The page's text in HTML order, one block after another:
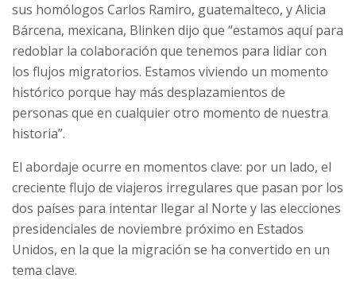
sus homólogos Carlos Ramiro, guatemalteco, y Alicia
Bárcena, mexicana, Blinken dijo que “estamos aquí para
redoblar la colaboración que tenemos para lidiar con
los flujos migratorios. Estamos viviendo un momento
histórico porque hay más desplazamientos de
personas que en cualquier otro momento de nuestra
historia”.
El abordaje ocurre en momentos clave: por un lado, el
creciente flujo de viajeros irregulares que pasan por los
dos países para intentar llegar al Norte y las elecciones
presidenciales de noviembre próximo en Estados
Unidos, en la que la migración se ha convertido en un
tema clave.